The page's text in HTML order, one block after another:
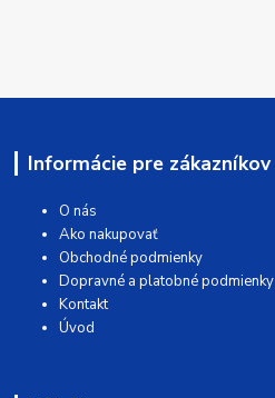
Informácie pre zákazníkov
O nás
Ako nakupovať
Obchodné podmienky
Dopravné a platobné podmienky
Kontakt
Úvod